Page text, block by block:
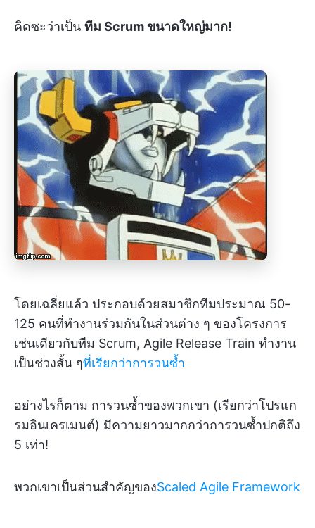
คิดซะว่าเป็น ทีม Scrum ขนาดใหญ่มาก!
โดยเฉลี่ยแล้ว ประกอบด้วยสมาชิกทีมประมาณ 50-
125 คนที่ทำงานร่วมกันในส่วนต่าง ๆ ของโครงการ
เช่นเดียวกับทีม Scrum, Agile Release Train ทำงาน
เป็นช่วงสั้น ๆที่เรียกว่าการวนซ้ำ
อย่างไรก็ตาม การวนซ้ำของพวกเขา (เรียกว่าโปรแก
รมอินเครเมนต์) มีความยาวมากกว่าการวนซ้ำปกติถึง
5 เท่า!
พวกเขาเป็นส่วนสำคัญของScaled Agile Framework